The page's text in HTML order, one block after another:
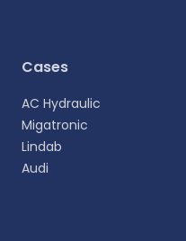
Vælg sprog
oplevelse.
Cases
AC Hydraulic
Migatronic
Lindab
Audi